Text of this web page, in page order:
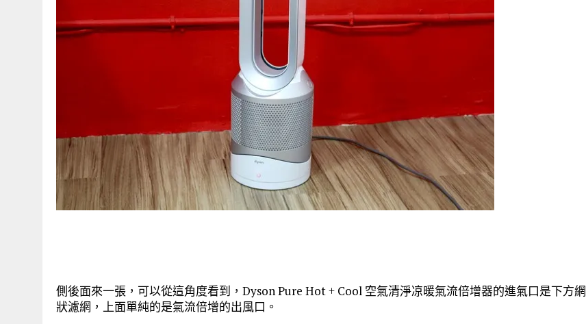
側後面來一張，可以從這角度看到，Dyson Pure Hot + Cool 空氣清淨凉暖氣流倍增器的進氣口是下方網
狀濾網，上面單純的是氣流倍增的出風口。